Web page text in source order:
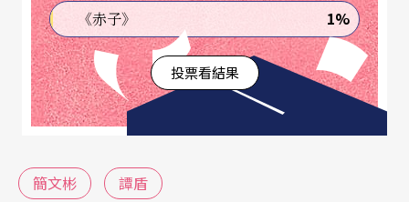
《赤子》 1%
投票看結果
簡文彬 譚盾